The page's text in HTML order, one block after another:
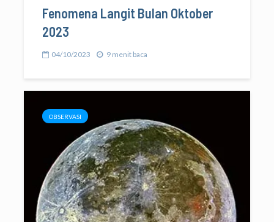
Fenomena Langit Bulan Oktober
2023
04/10/2023 9 menit baca
OBSERVASI